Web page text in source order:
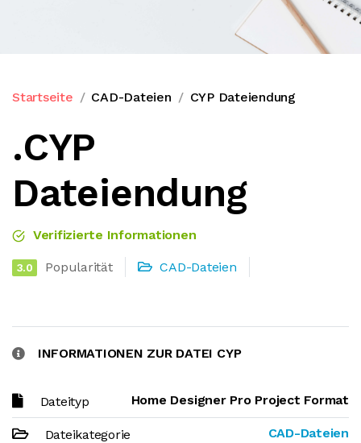
Startseite CAD-Dateien CYP Dateiendung
.CYP
Dateiendung
Verifizierte Informationen
3.0 Popularität CAD-Dateien
INFORMATIONEN ZUR DATEI CYP
Dateityp Home Designer Pro Project Format
Dateikategorie CAD-Dateien